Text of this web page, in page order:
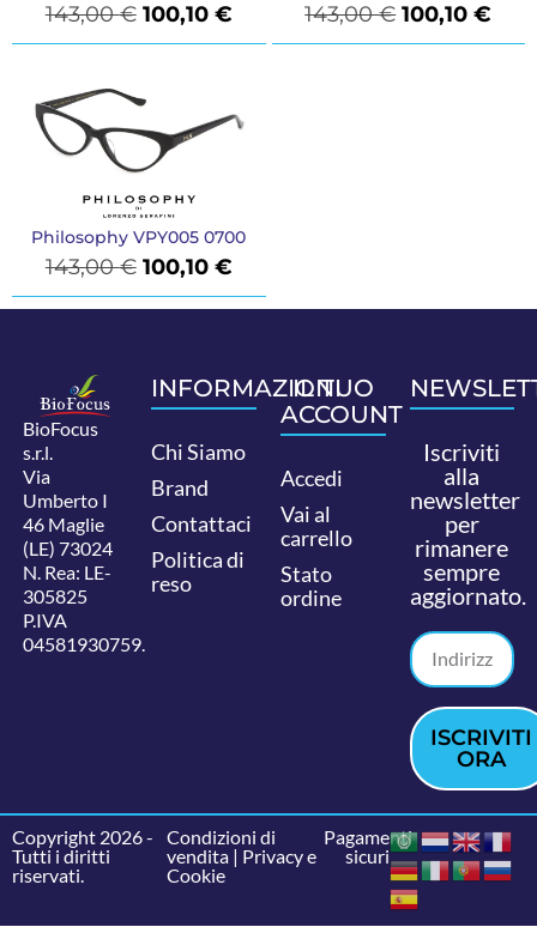
143,00€ 100,10 € 143,00€ 100,10€
Philosophy VPY005 0700
143,00€ 100,10 €
BioFocus
s.r.l.
Via
Umberto I
46 Maglie
(LE) 73024
N. Rea: LE-
305825
P.IVA
04581930759.
INFORMAZIONI
Chi Siamo
Brand
Contattaci
Politica di
reso
IL TUO
ACCOUNT
Accedi
Vai al
carrello
Stato
ordine
Iscriviti
alla
newsletter
per
rimanere
sempre
aggiornato.
ISCRIVITI
ORA
Copyright 2026 -
Tutti i diritti
riservati.
Condizioni di
vendita| Privacy e
Cookie
Pagamenti
sicuri